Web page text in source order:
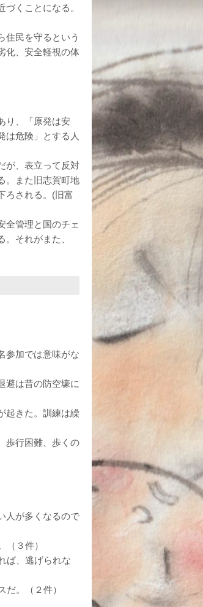
くことになる。
住民を守るという
化、安全軽視の体
り、「原発は安
は危険」とする人
が、表立って反対
。また旧志賀町地
ろされる。(旧富
全管理と国のチェ
それがまた、
参加では意味がな
避は昔の防空壕に
起きた。訓練は繰
歩行困難、歩くの
人が多くなるので
（３件）
ば、逃げられな
。（２件）